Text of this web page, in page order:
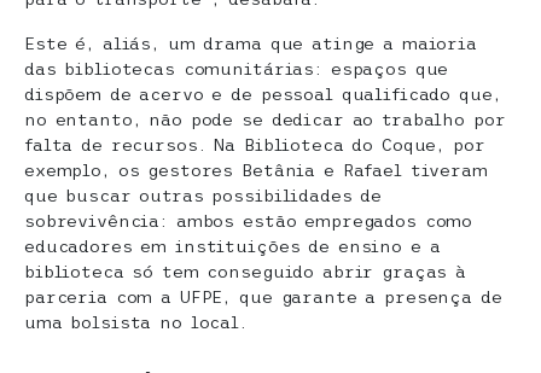
Este é, aliás, um drama que atinge a maioria
das bibliotecas comunitárias: espaços que
dispõem de acervo e de pessoal qualificado que,
no entanto, não pode se dedicar ao trabalho por
falta de recursos. Na Biblioteca do Coque, por
exemplo, os gestores Betânia e Rafael tiveram
que buscar outras possibilidades de
sobrevivência: ambos estão empregados como
educadores em instituições de ensino e a
biblioteca só tem conseguido abrir graças à
parceria com a UFPE, que garante a presença de
uma bolsista no local.